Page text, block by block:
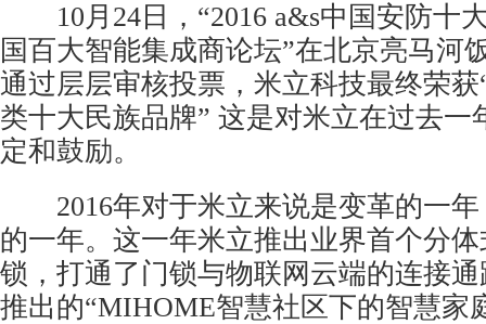
10月24日，“2016 a&s中国安防十
国百大智能集成商论坛”在北京亮马河
通过层层审核投票，米立科技最终荣
类十大民族品牌” 这是对米立在过去一
定和鼓励。
2016年对于米立来说是变革的一年
的一年。这一年米立推出业界首个分
锁，打通了门锁与物联网云端的连接
推出的“MIHOME智慧社区下的智慧家